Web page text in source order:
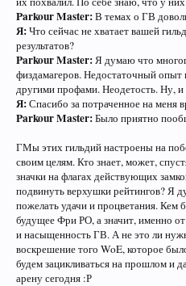
Parkour Master:В темах о ГВ
Я:Что сейчас не хватает вашей
результатов?
Parkour Master:Я думаю что
физдамагеров. Недостаточный
другими профами. Неодетость. Ну, и
Я:Спасибо за потраченное на меня
Parkour Master:Было приятно
ГМы этих гильдий настроены на
своим целям. Кто знает, может,
значки на флагах действующих
подвинуть верхушки рейтингов? Я
пожелать удачи и процветания. Кем
будущее Фри РО, а значит, именно
и насыщенность ГВ. А не это ли
воскрешение того WoE, которое
будем зацикливаться на прошлом и
арену сегодня :Р